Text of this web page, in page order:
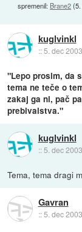
spremenil: Brane2(
kuglvinkl
::5. dec
"Lepo prosim, da
tema ne teče o
zakaj ga ni, pač
prebivalstva."
kuglvinkl
:: 5. dec
Tema, tema dragi
Gavran
::5. dec